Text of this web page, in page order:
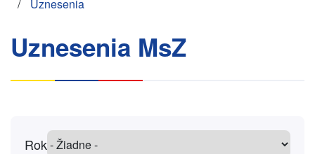
Uznesenia
Uznesenia MsZ
Rok